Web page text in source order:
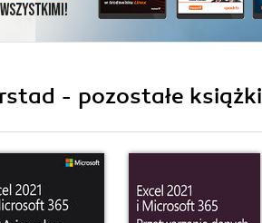
- pozostałe książki